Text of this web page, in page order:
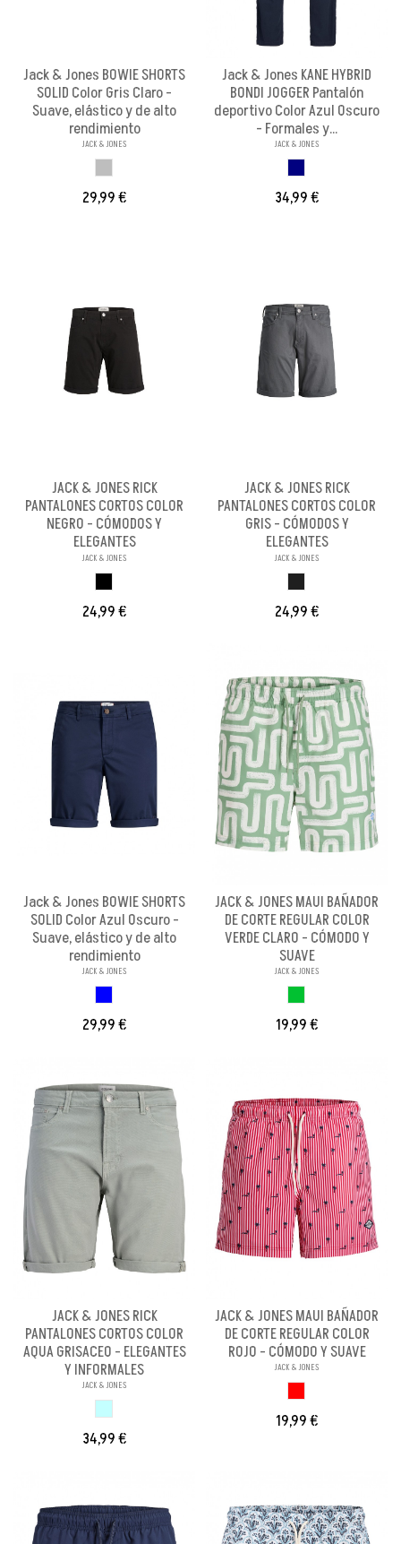
Jack & Jones BOWIE SHORTS
SOLID Color Gris Claro -
Suave, elástico y de alto
rendimiento
JACK & JONES
29,99 €
Jack & Jones KANE HYBRID
BONDI JOGGER Pantalón
deportivo Color Azul Oscuro
- Formales y...
JACK & JONES
34,99 €
JACK & JONES RICK
PANTALONES CORTOS COLOR
NEGRO - CÓMODOS Y
ELEGANTES
JACK & JONES
24,99 €
JACK & JONES RICK
PANTALONES CORTOS COLOR
GRIS - CÓMODOS Y
ELEGANTES
JACK & JONES
24,99 €
Jack & Jones BOWIE SHORTS
SOLID Color Azul Oscuro -
Suave, elástico y de alto
rendimiento
JACK & JONES
29,99 €
JACK & JONES MAUI BAÑADOR
DE CORTE REGULAR COLOR
VERDE CLARO - CÓMODO Y
SUAVE
JACK & JONES
19,99 €
JACK & JONES RICK
PANTALONES CORTOS COLOR
AQUA GRISACEO - ELEGANTES
Y INFORMALES
JACK & JONES
34,99 €
JACK & JONES MAUI BAÑADOR
DE CORTE REGULAR COLOR
ROJO - CÓMODO Y SUAVE
JACK & JONES
19,99 €